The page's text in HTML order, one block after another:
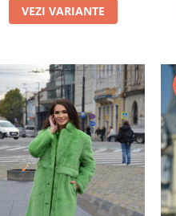
VEZI VARIANTE